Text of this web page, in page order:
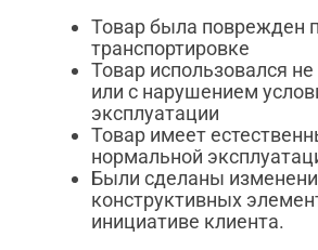
Товар была поврежден
транспортировке
Товар использовался
или с нарушением
эксплуатации
Товар имеет
нормальной
Были сделаны
конструктивных
инициативе клиента.